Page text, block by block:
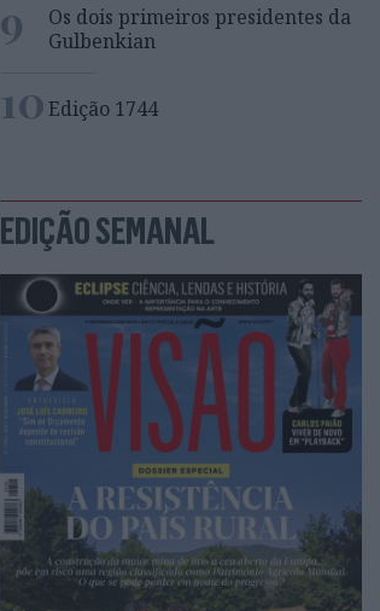
9
Os dois primeiros presidentes da
Gulbenkian
10Edição 1744
EDIÇÃO SEMANAL